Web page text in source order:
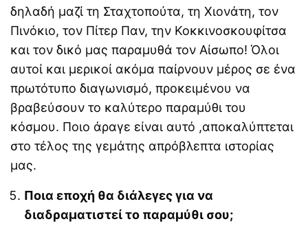
δηλαδή μαζί τη Σταχτοπούτα, τη Χιονάτη, τον
Πινόκιο, τον Πίτερ Παν, την Κοκκινοσκουφίτσα
και τον δικό μας παραμυθά τον Αίσωπο! Όλοι
αυτοί και μερικοί ακόμα παίρνουν μέρος σε ένα
πρωτότυπο διαγωνισμό, προκειμένου να
βραβεύσουν το καλύτερο παραμύθι του
κόσμου. Ποιο άραγε είναι αυτό ,αποκαλύπτεται
στο τέλος της γεμάτης απρόβλεπτα ιστορίας
μας.
Ποια εποχή θα διάλεγες για να
διαδραματιστεί το παραμύθι σου;